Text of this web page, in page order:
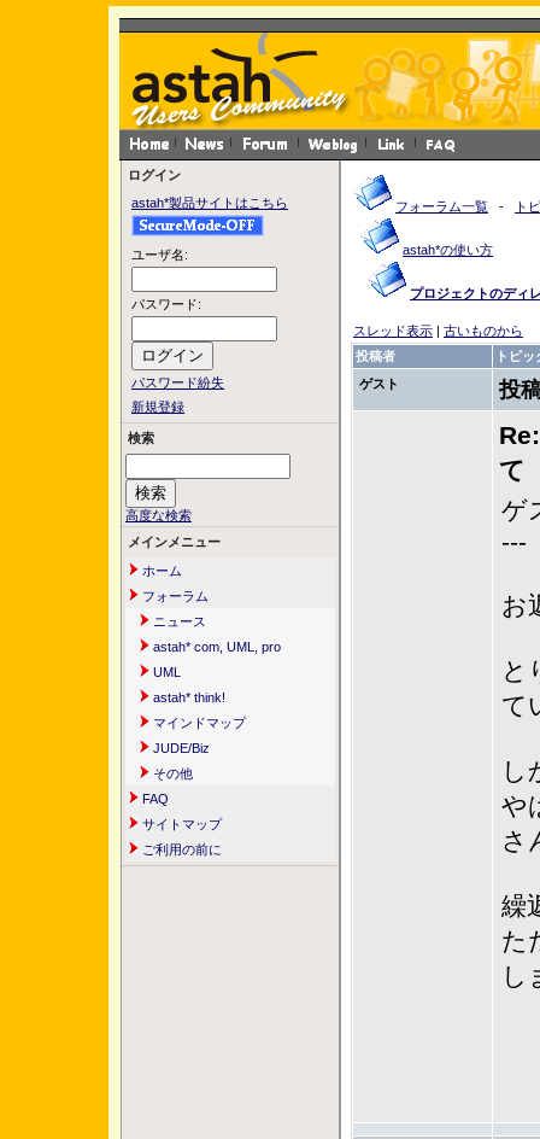
ログイン
astah*製品サイトはこちら
ユーザ名:
パスワード:
パスワード紛失
新規登録
検索
高度な検索
メインメニュー
ホーム
フォーラム
ニュース
astah* com, UML, pro
UML
astah* think!
マインドマップ
JUDE/Biz
その他
FAQ
サイトマップ
ご利用の前に
フォーラム一覧 - ト
astah*の使い方
プロジェクトのディ
スレッド表示 | 古いものから
投稿者
トピッ
ゲスト
投
て
ゲ
---
お
と
て
し
や
さ
繰
た
し